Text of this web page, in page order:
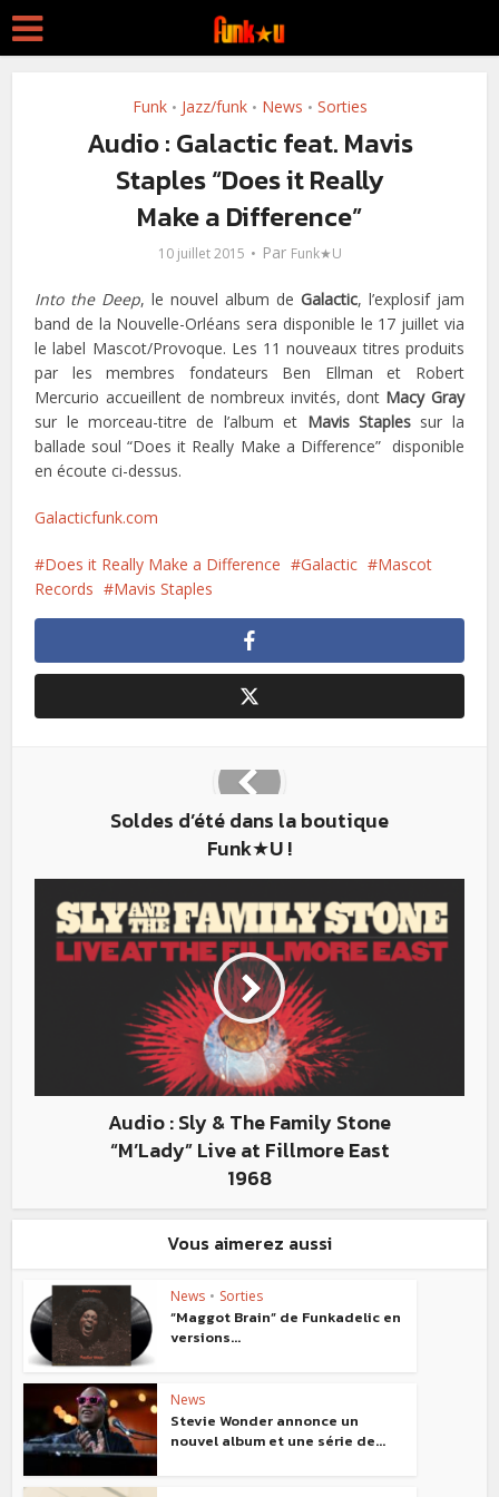
Funk • Jazz/funk • News • Sorties
Audio : Galactic feat. Mavis
Staples “Does it Really
Make a Difference”
10 juillet 2015 Par Funk★U
Into the Deep, le nouvel album de Galactic, l’explosif jam
band de la Nouvelle-Orléans sera disponible le 17 juillet via
le label Mascot/Provoque. Les 11 nouveaux titres produits
par les membres fondateurs Ben Ellman et Robert
Mercurio accueillent de nombreux invités, dont Macy Gray
sur le morceau-titre de l’album et Mavis Staples sur la
ballade soul “Does it Really Make a Difference” disponible
en écoute ci-dessus.
Galacticfunk.com
Does it Really Make a Difference Galactic
Mascot
Records
Mavis Staples
Soldes d’été dans la boutique
Funk★U !
Audio : Sly & The Family Stone
“M’Lady” Live at Fillmore East
1968
Vous aimerez aussi
News • Sorties
“Maggot Brain” de Funkadelic en
versions...
News
Stevie Wonder annonce un
nouvel album et une série de...